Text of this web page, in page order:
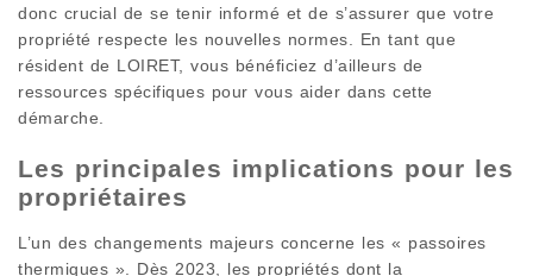
donc crucial de se tenir informé et de s’assurer que votre
propriété respecte les nouvelles normes. En tant que
résident de LOIRET, vous bénéficiez d’ailleurs de
ressources spécifiques pour vous aider dans cette
démarche.
Les principales implications pour les
propriétaires
L’un des changements majeurs concerne les « passoires
thermiques ». Dès 2023, les propriétés dont la